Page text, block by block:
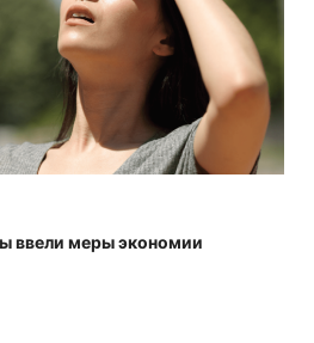
ввели меры экономии